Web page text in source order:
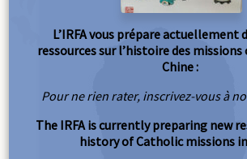
L’IRFA vous prépare actuellement
ressources sur l’histoire des
Chine :
Pour ne rien rater, inscrivez-vous à
The IRFA is currently preparing new
history of Catholic missions